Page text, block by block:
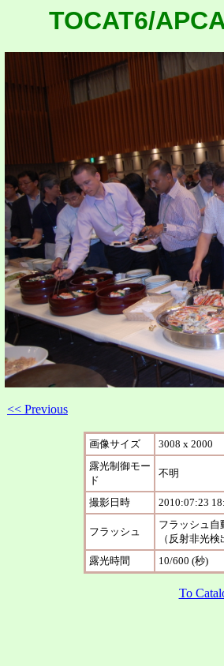
TOCAT6/
<< Previous
画像サイズ
3008 x 2000
露光制御モー
ド
不明
撮影日時 2010:07:23
フラッシュ
フラッシュ自
（反射非光検
露光時間
10/600 (秒)
To